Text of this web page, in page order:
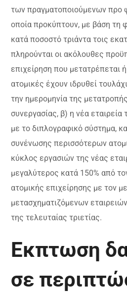
των πραγματοποιούμενων προ
οποία προκύπτουν, με βάση τη
κατά ποσοστό τριάντα τοις
πληρούνται οι ακόλουθες
επιχείρηση που μετατρέπεται
ατομικές έχουν ιδρυθεί
την ημερομηνία της
συνεργασίας, β) η νέα εταιρεία
με το διπλογραφικό σύστημα,
συνένωσης περισσότερων
κύκλος εργασιών της νέας
μεγαλύτερος κατά 150% από
ατομικής επιχείρησης με τον
μετασχηματιζόμενων
της τελευταίας τριετίας.
Εκπτωση
σε